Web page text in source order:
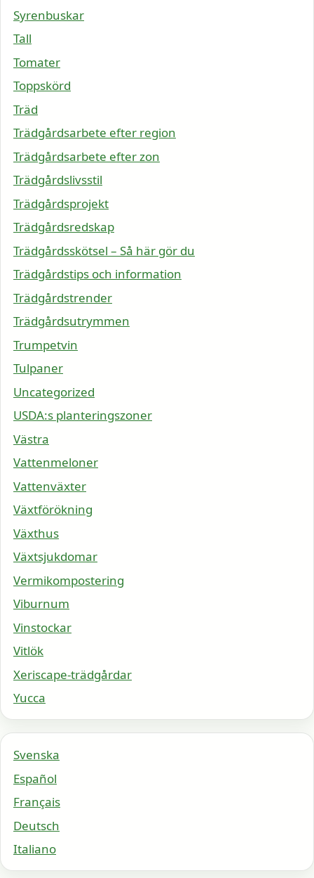
Syrenbuskar
Tall
Tomater
Toppskörd
Träd
Trädgårdsarbete efter region
Trädgårdsarbete efter zon
Trädgårdslivsstil
Trädgårdsprojekt
Trädgårdsredskap
Trädgårdsskötsel – Så här gör du
Trädgårdstips och information
Trädgårdstrender
Trädgårdsutrymmen
Trumpetvin
Tulpaner
Uncategorized
USDA:s planteringszoner
Västra
Vattenmeloner
Vattenväxter
Växtförökning
Växthus
Växtsjukdomar
Vermikompostering
Viburnum
Vinstockar
Vitlök
Xeriscape-trädgårdar
Yucca
Svenska
Español
Français
Deutsch
Italiano